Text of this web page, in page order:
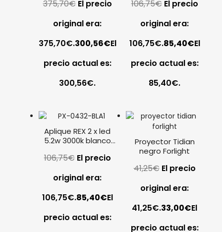
375,70€ El precio
original era:
375,70€.300,56€El
precio actual es:
300,56€.
LEDS C
106,75€ El precio
original era:
106,75€.85,40€El
precio actual es:
85,40€.
Aplique REX 2 x led
5.2w 3000k blanco
C4
106,75€ El precio
original era:
106,75€.85,40€El
precio actual es:
Proyector Tidian
negro Forlight
41,25€ El precio
original era:
41,25€.33,00€El
precio actual es: